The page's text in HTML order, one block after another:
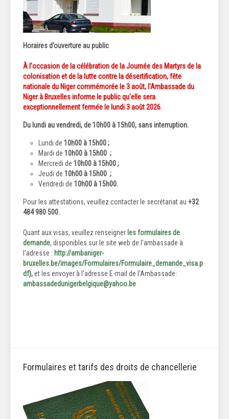
Horaires d’ouverture au public
À l'occasion de la célébration de la Journée des Martyrs de la
colonisation et de la lutte contre la désertification, fête
nationale du Niger commémorée le 3 août, l'Ambassade du
Niger à Bruxelles informe le public qu'elle sera
exceptionnellement fermée le lundi 3 août 2026.
Du lundi au vendredi, de 1 0h00 à 15h00, sans interruption.
Lundi de 10h00 à 15h00 ;
Mardi de 10h00 à 15h00 ;
Mercredi de 10h00 à 15h00;
Jeudi de 10h00 à 15h00 ;
Vendredi de 10h00 à 15h00.
Pour les attestations, veuillez contacter le secrétariat au +32
484 980 500.
Quant aux visas, veuillez renseigner les formulaires de
demande, disponibles sur le site web de l'ambassade à
l'adresse : http://ambaniger-
bruxelles.be/images/Formulaires/Formulaire_demande_visa.p
df),et les envoyer à l'adresse E-mail de l'Ambassade:
ambassadedunigerbelgique@yahoo.be
Formulaires et tarifs des droits de chancellerie